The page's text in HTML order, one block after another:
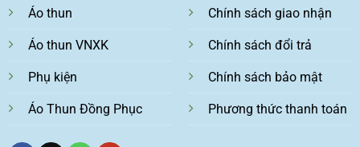
Áo thun
Áo thun VNXK
Phụ kiện
Áo Thun Đồng Phục
Chính sách giao nhận
Chính sách đổi trả
Chính sách bảo mật
Phương thức thanh toán